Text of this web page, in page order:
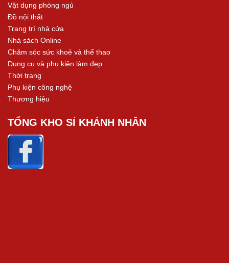
Vật dụng phòng ngủ
Đồ nội thất
Trang trí nhà cửa
Nhà sách Online
Chăm sóc sức khoẻ và thể thao
Dụng cụ và phụ kiện làm đẹp
Thời trang
Phụ kiện công nghệ
Thương hiệu
TỔNG KHO SỈ KHÁNH NHÂN